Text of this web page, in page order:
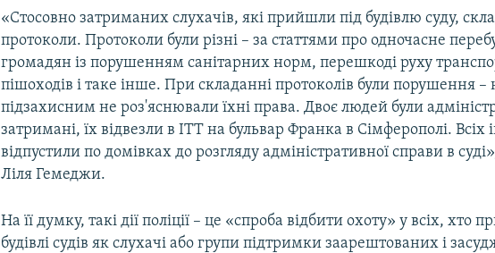
«Стосовно затриманих слухачів, які прийшли під будівлю суду,
протоколи. Протоколи були різні – за статтями про одночасне
громадян із порушенням санітарних норм, перешкоді руху
пішоходів і таке інше. При складанні протоколів були порушення
підзахисним не роз'яснювали їхні права. Двоє людей були
затримані, їх відвезли в ІТТ на бульвар Франка в Сімферополі. Всіх
відпустили по домівках до розгляду адміністративної справи в
Ліля Гемеджи.
На її думку, такі дії поліції – це «спроба відбити охоту» у всіх, хто
будівлі судів як слухачі або групи підтримки заарештованих і